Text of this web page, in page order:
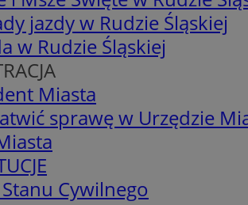
jazdy w Rudzie Śląskiej
w Rudzie Śląskiej
Miasta
sprawę w Urzędzie
Cywilnego